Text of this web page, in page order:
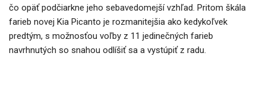
čo opäť podčiarkne jeho sebavedomejší vzhľad. Pritom škála
farieb novej Kia Picanto je rozmanitejšia ako kedykoľvek
predtým, s možnosťou voľby z 11 jedinečných farieb
navrhnutých so snahou odlíšiť sa a vystúpiť z radu.